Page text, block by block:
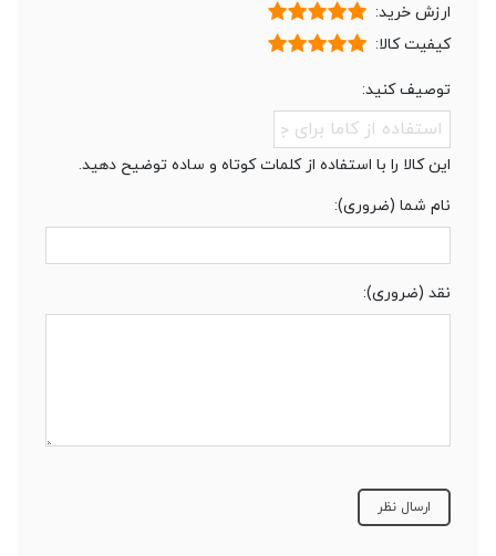
ارزش خرید:
کیفیت کالا:
توصیف کنید:
این کالا را با استفاده از کلمات کوتاه و ساده توضیح دهید.
نام شما (ضروری):
نقد (ضروری):